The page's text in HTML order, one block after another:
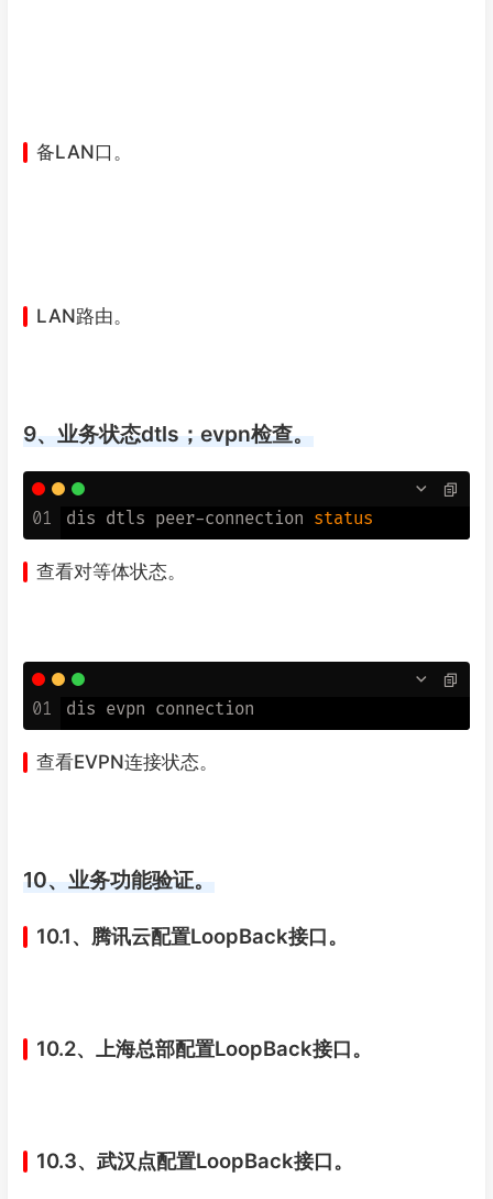
备LAN口。
LAN路由。
9、业务状态dtls；evpn检查。
01 dis dtls peer-connection status
查看对等体状态。
01
查看EVPN连接状态。
10、业务功能验证。
10.1、腾讯云配置LoopBack接口。
10.2、上海总部配置LoopBack接口。
10.3、武汉点配置LoopBack接口。